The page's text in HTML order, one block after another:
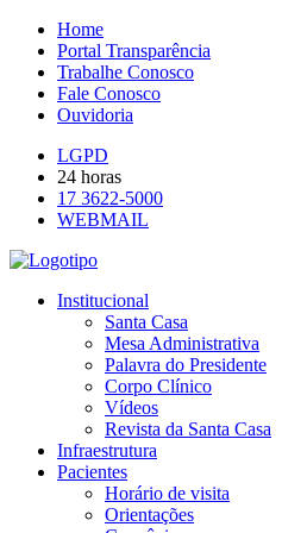
Home
Portal Transparência
Trabalhe Conosco
Fale Conosco
Ouvidoria
LGPD
24 horas
17 3622-5000
WEBMAIL
Institucional
Santa Casa
Mesa Administrativa
Palavra do Presidente
Corpo Clínico
Vídeos
Revista da Santa Casa
Infraestrutura
Pacientes
Horário de visita
Orientações